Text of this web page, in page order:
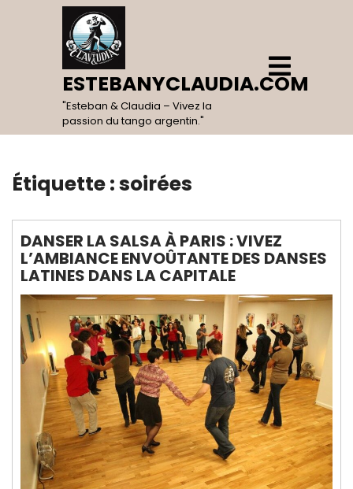
ESTEBANYCLAUDIA.COM
"Esteban & Claudia – Vivez la
passion du tango argentin."
Open
Menu
Étiquette :soirées
DANSER LA SALSA À PARIS : VIVEZ
L’AMBIANCE ENVOÛTANTE DES DANSES
LATINES DANS LA CAPITALE